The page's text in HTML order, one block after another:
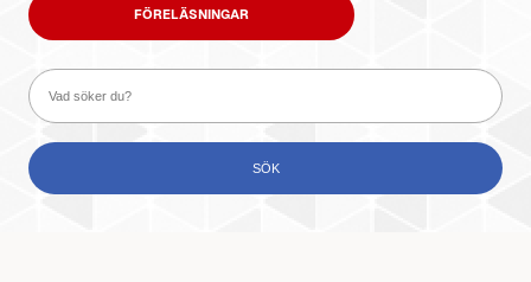
FÖRELÄSNINGAR